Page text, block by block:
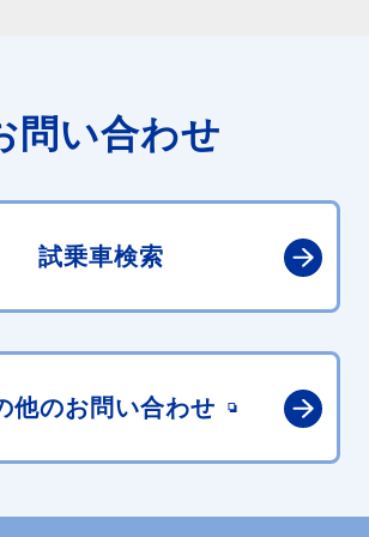
問い合わせ
試乗車検索
他のお問い合わせ